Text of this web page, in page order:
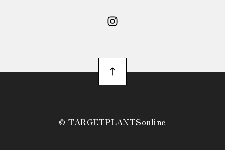
©︎ TARGETPLANTSonline